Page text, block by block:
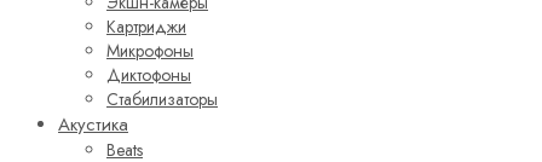
Картриджи
Микрофоны
Диктофоны
Стабилизаторы
Акустика
Beats